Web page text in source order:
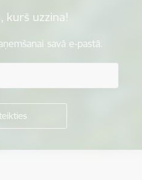
kurš uzzina!
savā e-pastā.